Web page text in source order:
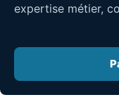
expertise métier,